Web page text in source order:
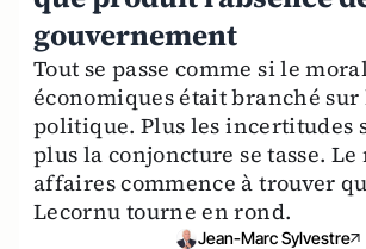
gouvernement
Tout se passe comme si le
économiques était branché
politique. Plus les incertitudes
plus la conjoncture se tasse. Le
affaires commence à trouver
Lecornu tourne en rond.
Jean-Marc Sylvestre